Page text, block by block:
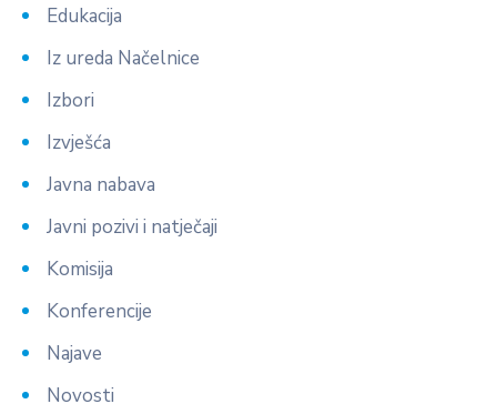
Edukacija
Iz ureda Načelnice
Izbori
Izvješća
Javna nabava
Javni pozivi i natječaji
Komisija
Konferencije
Najave
Novosti